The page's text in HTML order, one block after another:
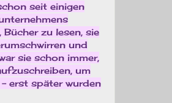
seit einigen
zu lesen, sie
und
sie schon immer,
um
erst später wurden